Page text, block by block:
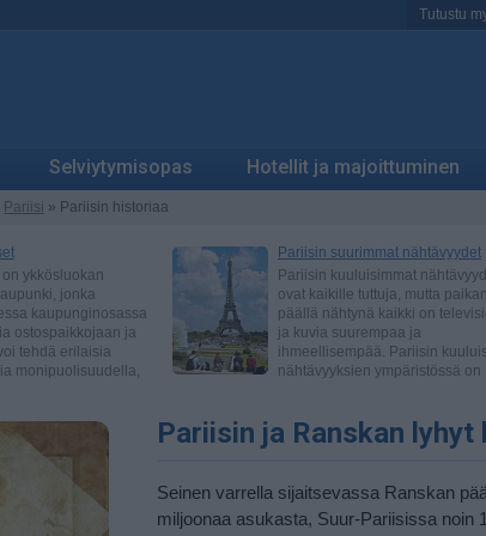
Tutustu
Selviytymisopas Hotellit ja majoittuminen
Pariisi » Pariisin historiaa
Pariisin ja Ranskan lyhyt
Seinen varrella sijaitsevassa Ranskan
miljoonaa asukasta, Suur-Pariisissa noin